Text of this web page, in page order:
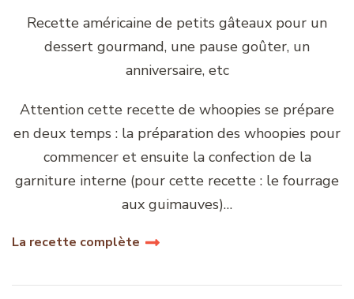
Recette américaine de petits gâteaux pour un
dessert gourmand, une pause goûter, un
anniversaire, etc
Attention cette recette de whoopies se prépare
en deux temps : la préparation des whoopies pour
commencer et ensuite la confection de la
garniture interne (pour cette recette : le fourrage
aux guimauves)…
La recette complète